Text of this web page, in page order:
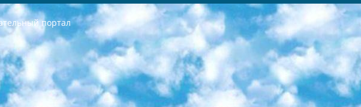
портал
по которым будет проводиться итоговая государственная аттестация и экзамен формы перевода согласно приложению 1; сертификаты международного образца, оценивающие уровень владения иностранными языками перечень согласно приложению 2; 2. Педагогический при специализированных образовательных учреждениях. научно-практический центр квалификации и международной оценки (Д.Давидова) 2024 г. До 25 марта: задания по предметам, по которым будет проводиться итоговая аттестация разработка и утверждение технических условий; итоговая аттестация на основании разработанного предметного задания разработка вопросов по предметам (устно и письменно), экзамен передача; общеобразовательные средние школы и специальные учебные заведения учащиеся выпускных классов школ и интернатов в агентской системе подготовка базы данных экзаменационных материалов и критериев оценки; перевод базы экзаменационных материалов на все языки обучения подать в Республиканский образовательный центр для изготовления; варианты экзаменов на основе разработанных контрольных материалов пусть будут поставлены задачи формирования. 3. Республиканский образовательный центр (Ш.Худайкулов) до 5 апреля 2024 года. до: база данных предоставленных экзаменационных материалов на все языки обучения перевод и экспертиза; для слепых, слабовидящих, глухих, слабослышащих и умственно отсталых детей учащиеся выпускных классов специализированных школ и школ-интернатов база данных экзаменационных материалов на всех преподаваемых языках подготовка критериев оценки; специализированные школы для умственно отсталых детей и технологии для учащихся выпускных классов школ-интернатов разработка соответствующих рекомендаций и критериев проведения ЕГЭ по естествознанию давать задания. 4. Педагогический при специализированных образовательных учреждениях. Научно-практический центр навыков и международной оценки (Д.Давидова), Республика образовательный центр (Худайкулов Ш.) итоговый государственный аттестационный экзамен ориентирован на творческое и логическое мышление при подготовке базы материалов учитывать введение заданий. 5. Следует отметить, что: сертификат государственного образца о знании общеобразовательного предмета и как минимум национальный уровень B1 по предметам на иностранных языках, указанным в Приложении 2. или международно признанный сертификат эквивалентного уровня студенты, изучающие определенный предмет, освобождаются от экзамена; по соответствующим предметам запланирована итоговая государственная аттестация за день до дня, путем жеребьевки Рабочей группой (в письменной форме по предметам, проводимым в форме) из числа сформированных вариантов выбрано 2 варианта; 2 выбранных варианта экзамена анонсированы на официальном сайте министерства и все выпускники по всей стране на основе этих вариантов проводит итоговую государственную аттестацию. 6. Государственное образование учащихся средних общеобразовательных учреждений. знания в соответствии с квалификационными требованиями, которые необходимо приобрести на основании стандартов итоговый (выпускной) контроль для 9 и 11 классов в целях тестирования Экзамены (далее – экзамены) состоят из предметов, перечисленных в приложении 1. будет сделано. 7. Экзамены пройдут с 26 мая по 15 июня 2024 г. (кроме науки физического воспитания). 8. Физическая для учащихся 9 классов общесредних образовательных учреждений. Экзамены по предмету «Образование, квалификация медицина» 1-6 мая 2024 года. сотрудники перевести под присмотр (с отклонениями в физическом или умственном развитии) специализированная школа для детей, школы-интернаты и со сколиозом школы-интернаты санаторного типа для больных детей исключены). 9. Он был слепым, слабовидящим и имел нарушения опорно-двигательного аппарата. экзамены в специализированных школах и интернатах для детей должны проводиться исходя из требований, предъявляемых к общеобразовательным учреждениям (физкультура кроме науки). 10. Специализированная школа для глухих и слабослышащих детей. и экзамены в интернатах и быть реализован в виде письменного теста по математике. 11. Специальность для умственно отсталых детей. Для 9 класса Родной язык и литературное письмо Государственный язык (язык обучения – узбекский). для неклассов) написано Математическое письмо Письменная/устная история Узбекистана Физическое воспитание практично Итоговый контроль Для 11 класса Написание родного языка и литературы (эссе) Математическое письмо Узбекский язык (обучение на узбекском языке) не посещающее общее среднее образование для учреждений)/Образовательное учреждение выбор письменный и устный Иностранный язык письменный/устный Письменная/устная история Узбекистана *По выбору студента:  Химия  Физика  Основы государственного права  География 10 бесплатных образовательных ресурсов - Мы составили подборку онлайн-проектов с интерактивными упражнениями, видеолекциями и статьями. Они помогут вам обрести новые и освежить старые знания бесплатно. 1. «ИНТУИТ» Старейшая образовательная площадка Рунета. Здесь вы найдёте сотни текстовых и видеокурсов на десятки различных тем — от программирования до психологии. Многие курсы подготовлены российскими университетами и крупными международными компаниями вроде Intel и Microsoft. Самостоятельное обучение бесплатное, но желающие могут оплатить услуги персональных наставников. 2. «Смартия» знакомит с актуальными профессиями и подсказывает, как им обучаться. Выбрав заинтересовавшую вас специальность — SMM-специалист, фотограф, веб-дизайнер или другую, — увидите список необходимых для неё умений. Чтобы вы могли освоить их самостоятельно, для каждого умения площадка отображает подборку ссылок на учебные материалы. Хотя «Смартия» ориентируется на русскоязычную аудиторию, часть контента всё же доступна только на английском. 3. «Лекторий Физтеха» Проект Московского физико-технического института (Физтеха). С его помощью вы можете смотреть онлайн серии лекций, записанные на видео в этом вузе. В числе доступных предметов — физика, биология, химия, информационные технологии и другие. К некоторым лекциям администрация ресурса прилагает готовые конспекты, которые можно скачивать в PDF-формате. 4. ITMOcourses Онлайн-площадка Санкт-Петербургского национального исследовательского